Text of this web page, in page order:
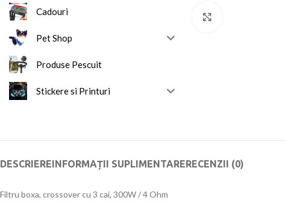
Cadouri
Pet Shop
Produse Pescuit
Stickere si Printuri
DESCRIEREINFORMAȚII SUPLIMENTARERECENZII (0)
Filtru boxa, crossover cu 3 cai, 300W / 4 Ohm